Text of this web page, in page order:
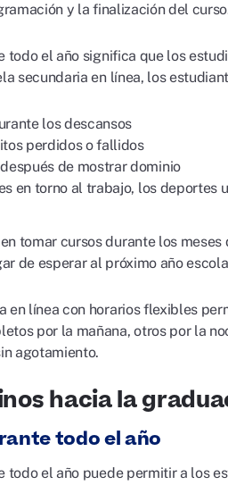
y la finalización del
todo el año significa que los
secundaria en línea, los
los descansos
perdidos o fallidos
de mostrar dominio
en torno al trabajo, los deportes
tomar cursos durante los
de esperar al próximo año
en línea con horarios flexibles
por la mañana, otros por la
agotamiento.
hacia la
todo el año
todo el año puede permitir a los